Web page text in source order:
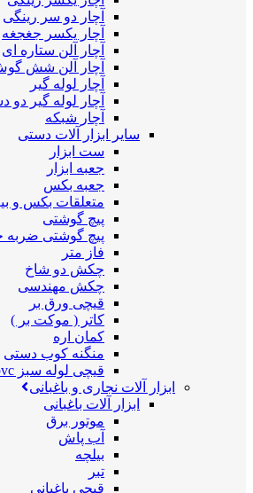
آچار دو سر رینگی
آچار یکسر جغجغه
آچار آلن ستاره ای
آچار آلن شش
آچار لوله گیر
آچار لوله گیر دو
آچار شبکه
سایر ابزار آلات دستی
ست ابزار
جعبه ابزار
جعبه بکس
متعلقات بکس و
پیچ گوشتی
پیچ گوشتی ضربه
فاز متر
چکش دو شاخ
چکش مهندسی
قیچی ورق بر
کاتر ( موکت بر )
کمان اره
منگنه کوب دستی
قیچی لوله سبز pvc
ابزار آلات نجاری و باغبانی
ابزار آلات باغبانی
موتور برق
آب پاش
بیلچه
تبر
قیچی باغبانی